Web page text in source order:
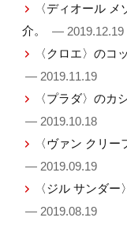
〈ディオール
介。
— 2019.12.19
〈クロエ〉のコ
— 2019.11.19
〈プラダ〉のカ
— 2019.10.18
〈ヴァン クリ
— 2019.09.19
〈ジル サンダー
— 2019.08.19